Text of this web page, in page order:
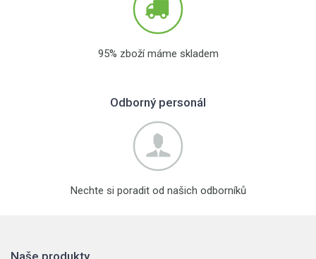
95% zboží máme skladem
Odborný personál
Nechte si poradit od našich odborníků
Naše produkty